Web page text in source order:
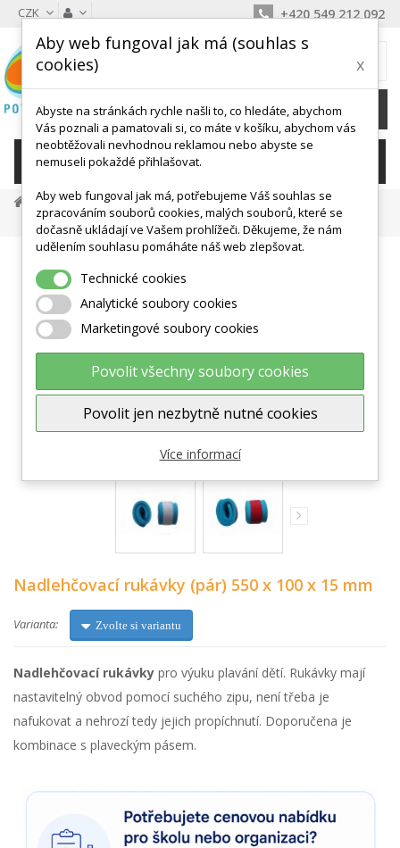
CZK +420 549 212 092
0 Kč
KATEGORIE
Do Vody, Plavání
Nadlehčovací Pomůcky
Nadlehčovací Rukávky (pár) 550 X 100 X 15 Mm
Zobrazit větší
Nadlehčovací rukávky (pár) 550 x 100 x 15 mm
Varianta: Zvolte si variantu
Nadlehčovací rukávky pro výuku plavání dětí. Rukávky mají
nastavitelný obvod pomocí suchého zipu, není třeba je
nafukovat a nehrozí tedy jejich propíchnutí. Doporučena je
kombinace s plaveckým pásem.
Aby web fungoval jak má (souhlas s
cookies)
x
Abyste na stránkách rychle našli to, co hledáte, abychom
Vás poznali a pamatovali si, co máte v košíku, abychom vás
neobtěžovali nevhodnou reklamou nebo abyste se
nemuseli pokaždé přihlašovat.
Aby web fungoval jak má, potřebujeme Váš souhlas se
zpracováním souborů cookies, malých souborů, které se
dočasně ukládají ve Vašem prohlížeči. Děkujeme, že nám
udělením souhlasu pomáháte náš web zlepšovat.
Technické cookies
Analytické soubory cookies
Marketingové soubory cookies
Povolit všechny soubory cookies
Povolit jen nezbytně nutné cookies
Více informací